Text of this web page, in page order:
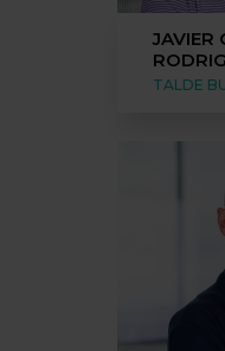
JAVIER
TALDE